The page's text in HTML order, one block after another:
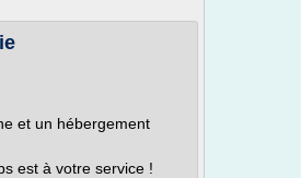
et un hébergement
est à votre service !